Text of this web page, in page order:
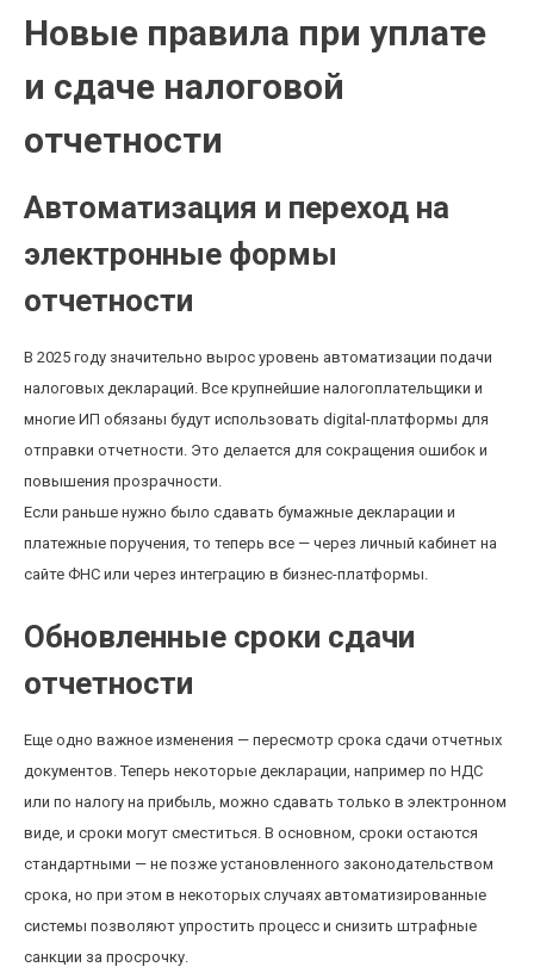
Новые правила при уплате
и сдаче налоговой
отчетности
Автоматизация и переход на
электронные формы
отчетности
В 2025 году значительно вырос уровень автоматизации подачи
налоговых деклараций. Все крупнейшие налогоплательщики и
многие ИП обязаны будут использовать digital-платформы для
отправки отчетности. Это делается для сокращения ошибок и
повышения прозрачности.
Если раньше нужно было сдавать бумажные декларации и
платежные поручения, то теперь все — через личный кабинет на
сайте ФНС или через интеграцию в бизнес-платформы.
Обновленные сроки сдачи
отчетности
Еще одно важное изменения — пересмотр срока сдачи отчетных
документов. Теперь некоторые декларации, например по НДС
или по налогу на прибыль, можно сдавать только в электронном
виде, и сроки могут сместиться. В основном, сроки остаются
стандартными — не позже установленного законодательством
срока, но при этом в некоторых случаях автоматизированные
системы позволяют упростить процесс и снизить штрафные
санкции за просрочку.